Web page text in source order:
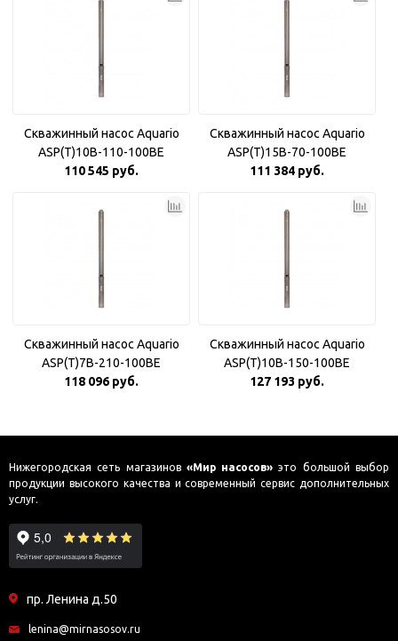
Скважинный насос Aquario
ASP(T)10B-110-100BE
110 545 руб.
Скважинный насос Aquario
ASP(T)15B-70-100BE
111 384 руб.
Скважинный насос Aquario
ASP(T)7B-210-100BE
118 096 руб.
Скважинный насос Aquario
ASP(T)10B-150-100BE
127 193 руб.
Нижегородская сеть магазинов «Мир насосов» это большой выбор
продукции высокого качества и современный сервис дополнительных
услуг.
пр. Ленина д.50
lenina@mirnasosov.ru